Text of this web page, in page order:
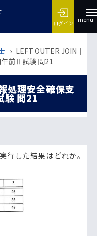
ログイン menu
› LEFT OUTER JOIN｜
午前Ⅱ試験 問21
処理安全確保支
験 問21
行した結果はどれか。